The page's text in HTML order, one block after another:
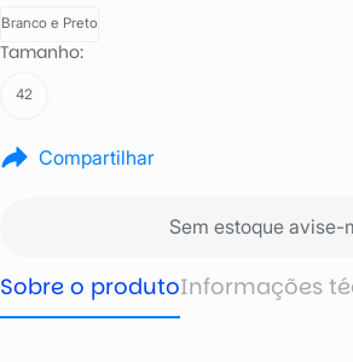
Branco e Preto
Tamanho:
42
Compartilhar
Sem estoque avise-
Sobre o produtoInformações